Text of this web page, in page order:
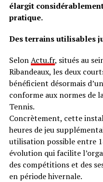
élargit
pratique.
Des terrains utilisables
SelonActu.fr, situés au
Ribandeaux, les deux
bénéficient désormais
conforme aux normes de
Tennis.
Concrètement, cette
heures de jeu
utilisation possible entre
évolution qui facilite
des compétitions et des
en période hivernale.